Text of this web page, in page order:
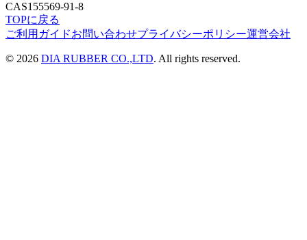
CAS155569-91-8
TOPに戻る
ご利用ガイドお問い合わせプライバシーポリシー運営会社
© 2026 DIA RUBBER CO.,LTD. All rights reserved.